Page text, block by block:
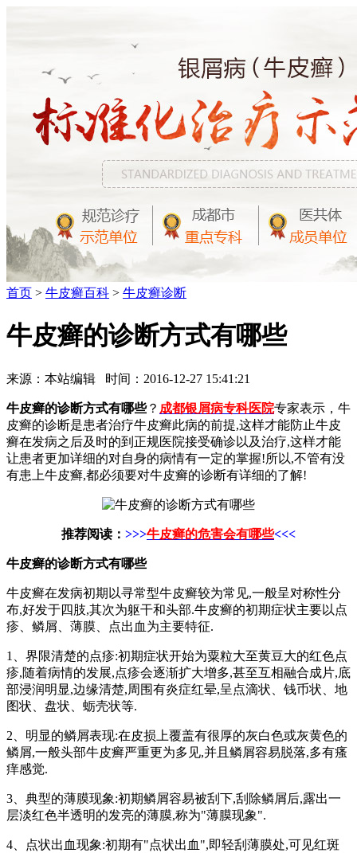
首页 > 牛皮癣百科 > 牛皮癣诊断
牛皮癣的诊断方式有哪些
来源：本站编辑 时间：2016-12-27 15:41:21
牛皮癣的诊断方式有哪些？ 成都银屑病专科医院专家表示，牛
皮癣的诊断是患者治疗牛皮癣此病的前提,这样才能防止牛皮
癣在发病之后及时的到正规医院接受确诊以及治疗,这样才能
让患者更加详细的对自身的病情有一定的掌握!所以,不管有没
有患上牛皮癣,都必须要对牛皮癣的诊断有详细的了解!
推荐阅读： >>>牛皮癣的危害会有哪些<<<
牛皮癣的诊断方式有哪些
牛皮癣在发病初期以寻常型牛皮癣较为常见,一般呈对称性分
布,好发于四肢,其次为躯干和头部.牛皮癣的初期症状主要以点
疹、鳞屑、薄膜、点出血为主要特征.
1、界限清楚的点疹:初期症状开始为粟粒大至黄豆大的红色点
疹,随着病情的发展,点疹会逐渐扩大增多,甚至互相融合成片,底
部浸润明显,边缘清楚,周围有炎症红晕,呈点滴状、钱币状、地
图状、盘状、蛎壳状等.
2、明显的鳞屑表现:在皮损上覆盖有很厚的灰白色或灰黄色的
鳞屑,一般头部牛皮癣严重更为多见,并且鳞屑容易脱落,多有瘙
痒感觉.
3、典型的薄膜现象:初期鳞屑容易被刮下,刮除鳞屑后,露出一
层淡红色半透明的发亮的薄膜,称为"薄膜现象".
4、点状出血现象:初期有"点状出血",即轻刮薄膜处,可见红斑